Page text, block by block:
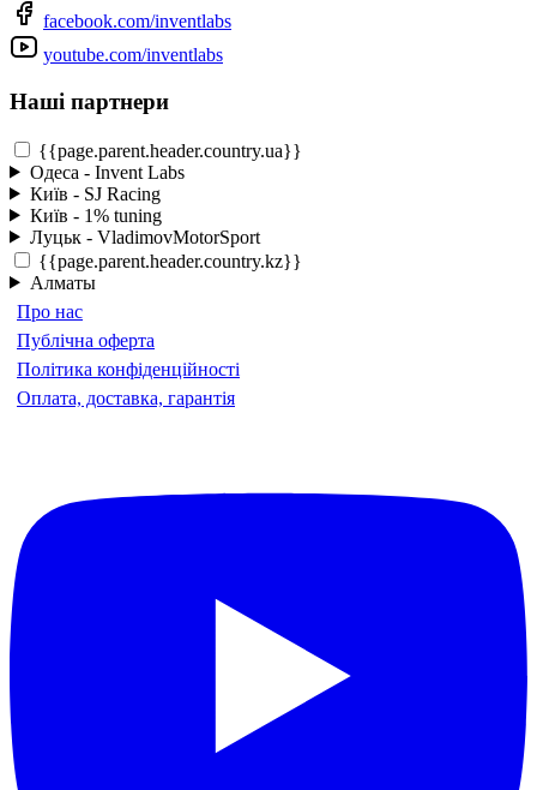
facebook.com/inventlabs
youtube.com/inventlabs
Наші партнери
{{page.parent.header.country.ua}}
Одеса - Invent Labs
Київ - SJ Racing
Київ - 1% tuning
Луцьк - VladimovMotorSport
{{page.parent.header.country.kz}}
Алматы
Про нас
Публічна оферта
Політика конфіденційності
Оплата, доставка, гарантія